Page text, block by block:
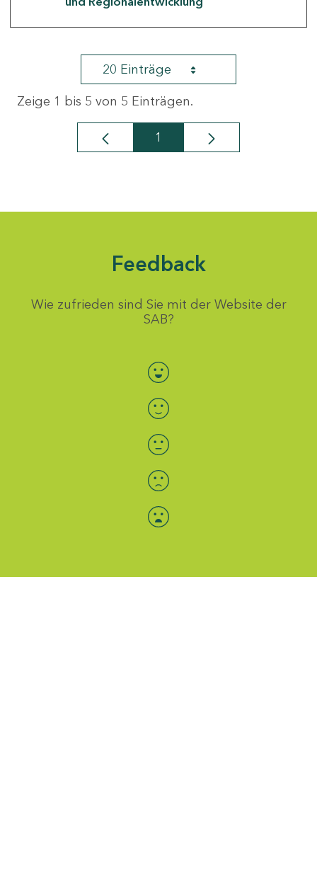
20 Einträge
Zeige 1 bis 5 von 5 Einträgen.
Seite
1
Feedback
Wie zufrieden sind Sie mit der Website der
SAB?
Bewertung auswählen